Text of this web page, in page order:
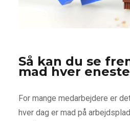
Så kan du se
mad hver
For mange medarbejdere er
hver dag er mad på